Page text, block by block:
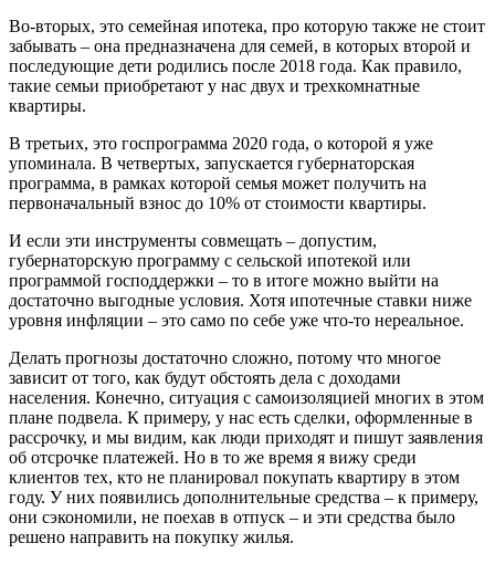
Во-вторых, это семейная ипотека, про которую также не стоит
забывать – она предназначена для семей, в которых второй и
последующие дети родились после 2018 года. Как правило,
такие семьи приобретают у нас двух и трехкомнатные
квартиры.
В третьих, это госпрограмма 2020 года, о которой я уже
упоминала. В четвертых, запускается губернаторская
программа, в рамках которой семья может получить на
первоначальный взнос до 10% от стоимости квартиры.
И если эти инструменты совмещать – допустим,
губернаторскую программу с сельской ипотекой или
программой господдержки – то в итоге можно выйти на
достаточно выгодные условия. Хотя ипотечные ставки ниже
уровня инфляции – это само по себе уже что-то нереальное.
Делать прогнозы достаточно сложно, потому что многое
зависит от того, как будут обстоять дела с доходами
населения. Конечно, ситуация с самоизоляцией многих в этом
плане подвела. К примеру, у нас есть сделки, оформленные в
рассрочку, и мы видим, как люди приходят и пишут заявления
об отсрочке платежей. Но в то же время я вижу среди
клиентов тех, кто не планировал покупать квартиру в этом
году. У них появились дополнительные средства – к примеру,
они сэкономили, не поехав в отпуск – и эти средства было
решено направить на покупку жилья.